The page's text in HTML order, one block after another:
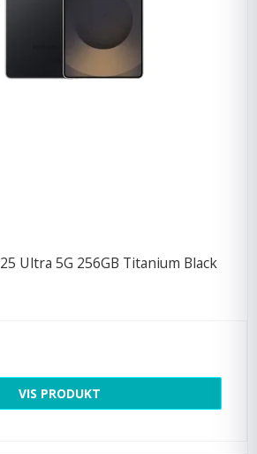
Ultra 5G 256GB Titanium Black
VIS PRODUKT